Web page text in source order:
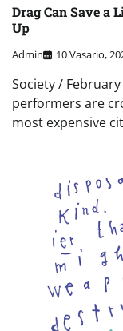
Drag Can Save a
Up
Admin 10 Vasario,
Society /
performers are
most expensive